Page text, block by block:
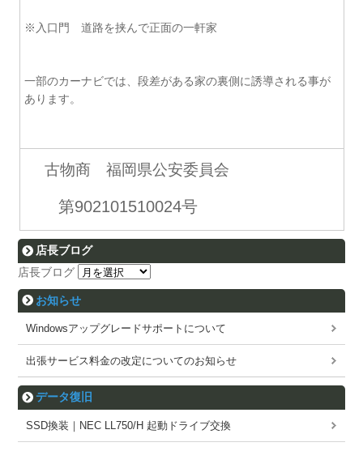
※入口門 道路を挟んで正面の一軒家
一部のカーナビでは、段差がある家の裏側に誘導される事が
あります。
古物商 福岡県公安委員会
第902101510024号
店長ブログ
店長ブログ
お知らせ
Windowsアップグレードサポートについて
出張サービス料金の改定についてのお知らせ
データ復旧
SSD換装｜NEC LL750/H 起動ドライブ交換